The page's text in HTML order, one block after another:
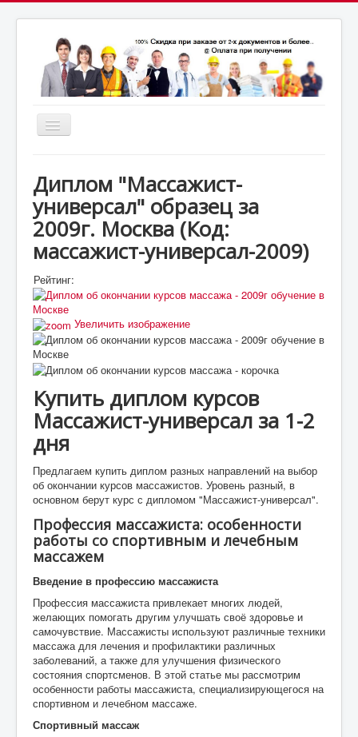
Включить/
Диплом "Массажист-
универсал" образец за
2009г. Москва(Код:
массажист-универсал-2009)
Рейтинг:
Увеличить изображение
Купить диплом курсов
Массажист-универсал за 1-2
дня
Предлагаем купить диплом разных направлений на выбор
об окончании курсов массажистов. Уровень разный, в
основном берут курс с дипломом "Массажист-универсал".
Профессия массажиста: особенности
работы со спортивным и лечебным
массажем
Введение в профессию массажиста
Профессия массажиста привлекает многих людей,
желающих помогать другим улучшать своё здоровье и
самочувствие. Массажисты используют различные техники
массажа для лечения и профилактики различных
заболеваний, а также для улучшения физического
состояния спортсменов. В этой статье мы рассмотрим
особенности работы массажиста, специализирующегося на
спортивном и лечебном массаже.
Спортивный массаж